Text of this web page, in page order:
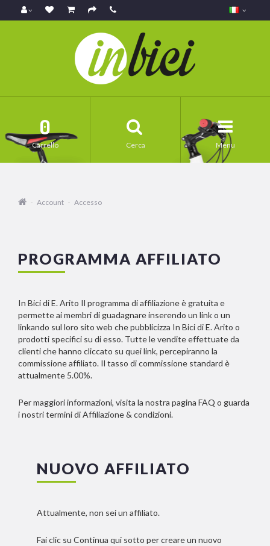
Menu
Cerca
0
Carrello
Account Accesso
PROGRAMMA AFFILIATO
In Bici di E. Arito Il programma di affiliazione è gratuita e
permette ai membri di guadagnare inserendo un link o un
linkando sul loro sito web che pubblicizza In Bici di E. Arito o
prodotti specifici su di esso. Tutte le vendite effettuate da
clienti che hanno cliccato su quei link, percepiranno la
commissione affiliato. Il tasso di commissione standard è
attualmente 5.00%.
Per maggiori informazioni, visita la nostra pagina FAQ o guarda
i nostri termini di Affiliazione & condizioni.
NUOVO AFFILIATO
Attualmente, non sei un affiliato.
Fai clic su Continua qui sotto per creare un nuovo